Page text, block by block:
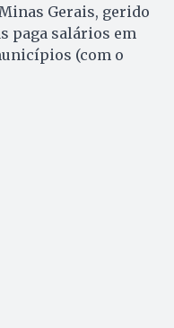
Gerais, gerido
paga salários em
(com o